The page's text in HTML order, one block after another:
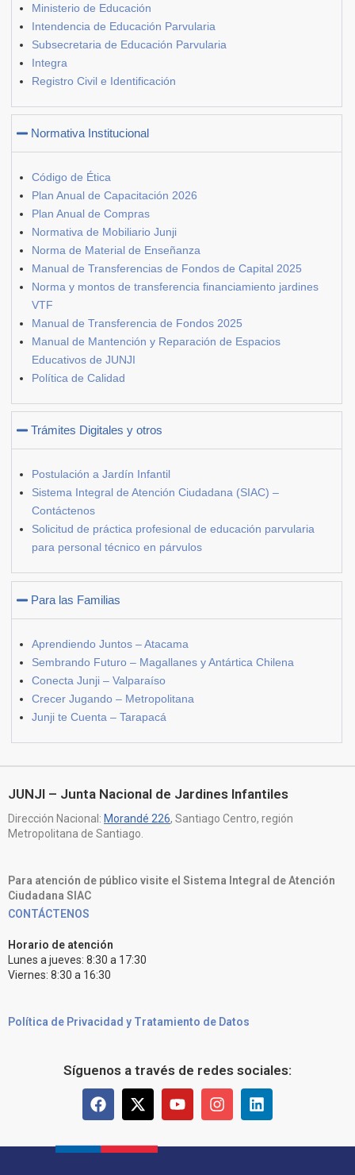
Ministerio de Educación
Intendencia de Educación Parvularia
Subsecretaria de Educación Parvularia
Integra
Registro Civil e Identificación
Normativa Institucional
Código de Ética
Plan Anual de Capacitación 2026
Plan Anual de Compras
Normativa de Mobiliario Junji
Norma de Material de Enseñanza
Manual de Transferencias de Fondos de Capital 2025
Norma y montos de transferencia financiamiento jardines
VTF
Manual de Transferencia de Fondos 2025
Manual de Mantención y Reparación de Espacios
Educativos de JUNJI
Política de Calidad
Trámites Digitales y otros
Postulación a Jardín Infantil
Sistema Integral de Atención Ciudadana (SIAC) –
Contáctenos
Solicitud de práctica profesional de educación parvularia
para personal técnico en párvulos
Para las Familias
Aprendiendo Juntos – Atacama
Sembrando Futuro – Magallanes y Antártica Chilena
Conecta Junji – Valparaíso
Crecer Jugando – Metropolitana
Junji te Cuenta – Tarapacá
JUNJI – Junta Nacional de Jardines Infantiles
Dirección Nacional: Morandé 226, Santiago Centro, región
Metropolitana de Santiago.
Para atención de público visite el Sistema Integral de Atención
Ciudadana SIAC
CONTÁCTENOS
Horario de atención
Lunes a jueves: 8:30 a 17:30
Viernes: 8:30 a 16:30
Política de Privacidad y Tratamiento de Datos
Síguenos a través de redes sociales: